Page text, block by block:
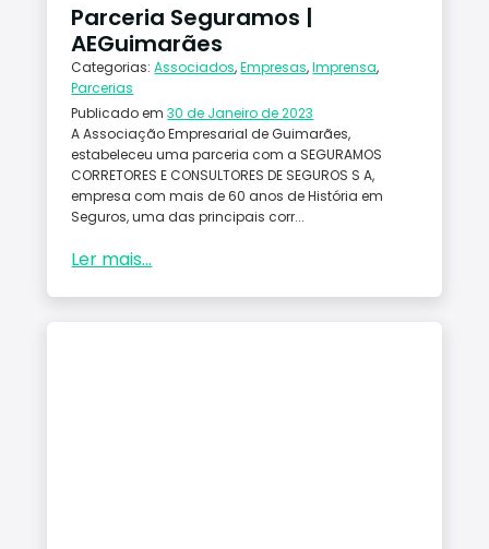
Parceria Seguramos |
AEGuimarães
Categorias:Associados,Empresas,Imprensa,
Parcerias
Publicado em30 de Janeiro de 2023
A Associação Empresarial de Guimarães,
estabeleceu uma parceria com a SEGURAMOS
CORRETORES E CONSULTORES DE SEGUROS S A,
empresa com mais de 60 anos de História em
Seguros, uma das principais corr...
Ler mais...